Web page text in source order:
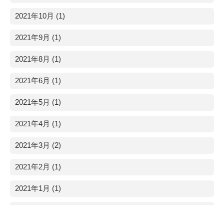
2021年10月 (1)
2021年9月 (1)
2021年8月 (1)
2021年6月 (1)
2021年5月 (1)
2021年4月 (1)
2021年3月 (2)
2021年2月 (1)
2021年1月 (1)